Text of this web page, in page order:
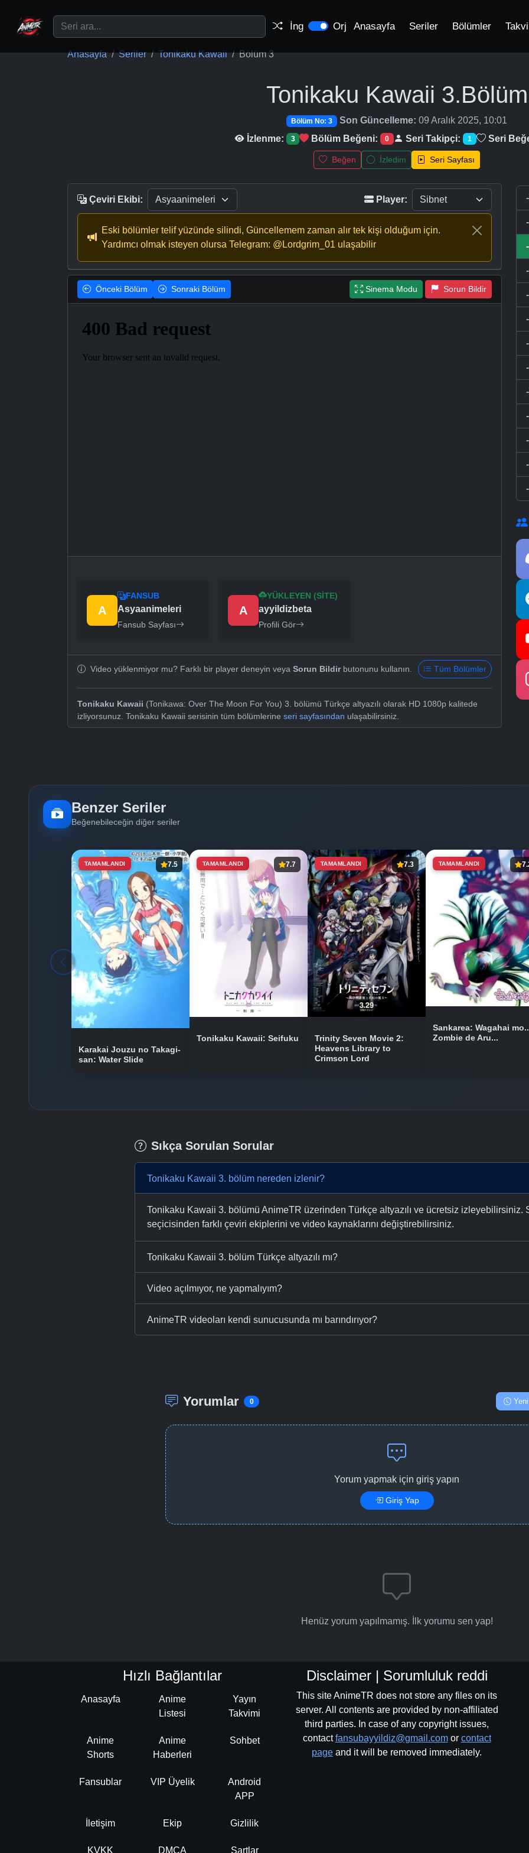
İng Orj Anasayfa Seriler Bölümler
Anasayfa Seriler Tonikaku Kawaii Bölüm 3
Tonikaku Kawaii 3.Bölüm
Bölüm No: 3 Son Güncelleme: 09 Aralık 2025, 10:01
İzlenme:
3 Bölüm Beğeni: 0 Seri Takipçi: 1 Seri
Beğen İzledim Seri Sayfası
Çeviri Ekibi: Player:
Eski bölümler telif yüzünde silindi, Güncellemem zaman alır tek kişi olduğum için.
Yardımcı olmak isteyen olursa Telegram: @Lordgrim_01 ulaşabilir
Önceki Bölüm Sonraki Bölüm Sinema Modu Sorun Bildir
A
FANSUB
Asyaanimeleri
Fansub Sayfası
A
YÜKLEYEN (SITE)
ayyildizbeta
Profili Gör
Video yüklenmiyor mu? Farklı bir player deneyin veya Sorun Bildirbutonunu kullanın. Tüm Bölümler
Tonikaku Kawaii (Tonikawa: Over The Moon For You) 3. bölümü Türkçe altyazılı olarak HD 1080p kalitede
izliyorsunuz. Tonikaku Kawaii serisinin tüm bölümlerine seri sayfasından ulaşabilirsiniz.
Benzer Seriler
Beğenebileceğin diğer seriler
TAMAMLANDI 7.5
Karakai Jouzu no Takagi-
san: Water Slide
TAMAMLANDI 7.7
Tonikaku Kawaii: Seifuku
TAMAMLANDI 7.3
Trinity Seven Movie 2:
Heavens Library to
Crimson Lord
TAMAMLANDI
Sankarea: Wagahai
Zombie de Aru...
Sıkça Sorulan Sorular
Tonikaku Kawaii 3. bölüm nereden izlenir?
Tonikaku Kawaii 3. bölümü AnimeTR üzerinden Türkçe altyazılı ve ücretsiz izleyebilirsiniz.
seçicisinden farklı çeviri ekiplerini ve video kaynaklarını değiştirebilirsiniz.
Tonikaku Kawaii 3. bölüm Türkçe altyazılı mı?
Video açılmıyor, ne yapmalıyım?
AnimeTR videoları kendi sunucusunda mı barındırıyor?
Yorumlar 0 Yeni
Yorum yapmak için giriş yapın
Giriş Yap
Henüz yorum yapılmamış. İlk yorumu sen yap!
Hızlı Bağlantılar
Anasayfa
Anime
Listesi
Yayın
Takvimi
Anime
Shorts
Anime
Haberleri
Sohbet
Fansublar VIP Üyelik
Android
APP
İletişim Ekip Gizlilik
KVKK DMCA Şartlar
Disclaimer | Sorumluluk reddi
This site AnimeTR does not store any files on its
server. All contents are provided by non-affiliated
third parties. In case of any copyright issues,
contactfansubayyildiz@gmail.comor contact
page and it will be removed immediately.